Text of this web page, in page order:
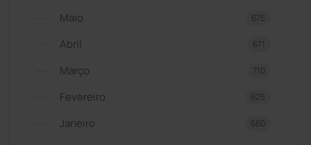
Maio 675
Abril 671
Março 710
Fevereiro 625
Janeiro 660